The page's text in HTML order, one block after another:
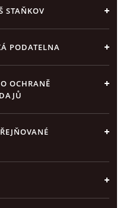
STAŇKOV
PODATELNA
OCHRANĚ